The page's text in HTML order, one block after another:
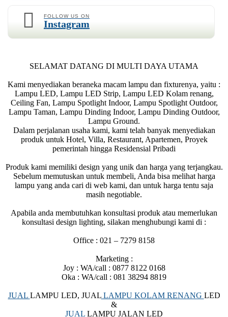
FOLLOW US ON
Instagram
SELAMAT DATANG DI MULTI DAYA UTAMA
Kami menyediakan beraneka macam lampu dan fixturenya, yaitu :
Lampu LED, Lampu LED Strip, Lampu LED Kolam renang,
Ceiling Fan, Lampu Spotlight Indoor, Lampu Spotlight Outdoor,
Lampu Taman, Lampu Dinding Indoor, Lampu Dinding Outdoor,
Lampu Ground.
Dalam perjalanan usaha kami, kami telah banyak menyediakan
produk untuk Hotel, Villa, Restaurant, Apartemen, Proyek
pemerintah hingga Residensial Pribadi
Produk kami memiliki design yang unik dan harga yang terjangkau.
Sebelum memutuskan untuk membeli, Anda bisa melihat harga
lampu yang anda cari di web kami, dan untuk harga tentu saja
masih negotiable.
Apabila anda membutuhkan konsultasi produk atau memerlukan
konsultasi design lighting, silakan menghubungi kami di :
Office : 021 – 7279 8158
Marketing :
Joy : WA/call : 0877 8122 0168
Oka : WA/call : 081 38294 8819
JUAL LAMPU LED, JUALLAMPU KOLAM RENANG LED
&
JUAL LAMPU JALAN LED